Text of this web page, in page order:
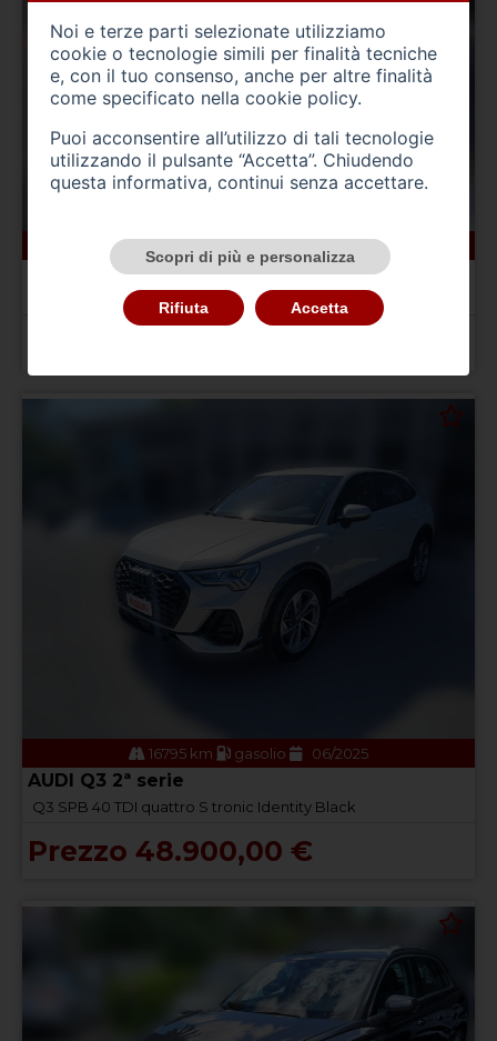
benzina
AUDI A1 2ª serie
A1 allstreet 30 TFSI Business
16795 km gasolio 06/2025
AUDI Q3 2ª serie
Q3 SPB 40 TDI quattro S tronic Identity Black
Prezzo 48.900,00 €
Noi e terze parti selezionate utilizziamo
cookie o tecnologie simili per finalità tecniche
e, con il tuo consenso, anche per altre finalità
come specificato nella cookie policy.
Puoi acconsentire all’utilizzo di tali tecnologie
utilizzando il pulsante “Accetta”. Chiudendo
questa informativa, continui senza accettare.
Scopri di più e personalizza
Rifiuta Accetta